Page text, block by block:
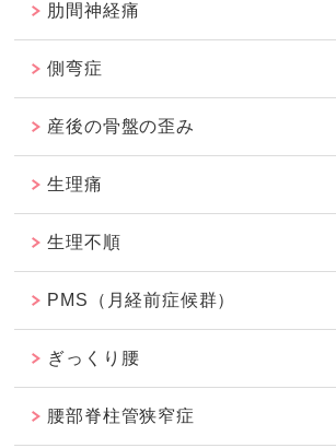
肋間神経痛
側弯症
産後の骨盤の歪み
生理痛
生理不順
PMS（月経前症候群）
ぎっくり腰
腰部脊柱管狭窄症